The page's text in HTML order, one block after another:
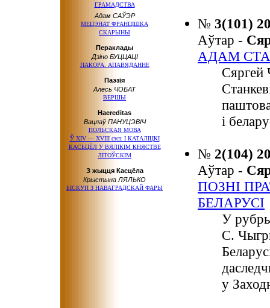
ГРАМАДСТВА
Адам САЎЭР
МЕЦЭНАТ ФРАНЦІШКА
СКАРЫНЫ
Пераклады
Дзіно БУЦЦАЦІ
ПАКОРА. АПАВЯДАННЕ
Паэзія
Алесь ЧОБАТ
ВЕРШЫ
Haereditas
Вацлаў ПАНУЦЭВІЧ
ПОЛЬСКАЯ МОВА
Ў ХІV — ХVІІІ стст. І КАТАЛІЦКІ
КАСЬЦЁЛ У ВЯЛІКІМ КНЯСТВЕ
ЛІТОЎСКІМ
З жыцця Касцёла
Крыстына ЛЯЛЬКО
БІСКУП З НАВАГРАДСКАЙ ФАРЫ
№ 3(101)
Аўтар -
АДАМ
Сяргей
і
№ 2(104)
Аўтар -
ПОЗНІ
БЕЛАРУСІ
У
С.
у